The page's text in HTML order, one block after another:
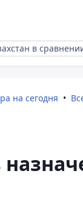
в
на сегодня